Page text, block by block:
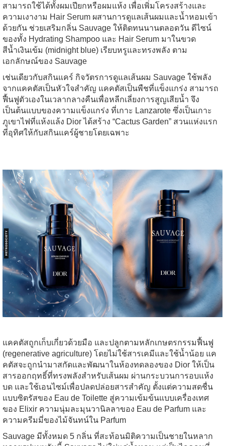
สามารถใช้ได้ทั้งผมเปียกหรือผมแห้ง เพื่อเพิ่มโครงสร้างและ
ความเงางาม Hair Serum ผสานการดูแลเส้นผมและน้ำหอมเข้า
ด้วยกัน ช่วยเสริมกลิ่น Sauvage ให้ติดทนนานตลอดวัน ดีไซน์
ของทั้ง Hydrating Shampoo และ Hair Serum มาในขวด
สีน้ำเงินเข้ม (midnight blue) เรียบหรูและทรงพลัง ตาม
เอกลักษณ์ของ Sauvage
เช่นเดียวกับสกินแคร์ กิจวัตรการดูแลเส้นผม Sauvage ใช้พลัง
จากแคคตัสเป็นหัวใจสำคัญ แคคตัสเป็นพืชที่แข็งแกร่ง สามารถ
ฟื้นฟูตัวเองในเวลากลางคืนเพื่อหลีกเลี่ยงการสูญเสียน้ำ จึง
เป็นต้นแบบของความแข็งแกร่ง ที่เกาะ Lanzarote ซึ่งเป็นเกาะ
ภูเขาไฟที่แห้งแล้ง Dior ได้สร้าง “Cactus Garden” สวนแห่งแรก
ที่อุทิศให้กับสกินแคร์ผู้ชายโดยเฉพาะ
แคคตัสถูกเก็บเกี่ยวด้วยมือ และปลูกตามหลักเกษตรกรรมฟื้นฟู
(regenerative agriculture) โดยไม่ใช้สารเคมีและใช้น้ำน้อย แค
คตัสจะถูกนำมาสกัดและพัฒนาในห้องทดลองของ Dior ให้เป็น
สารออกฤทธิ์ที่ทรงพลังสำหรับเส้นผม ผ่านกระบวนการอบแห้ง
บด และใช้เอนไซม์เพื่อปลดปล่อยสารสำคัญ ตั้งแต่ความสดชื่น
แบบซิตรัสของ Eau de Toilette สู่ความเข้มข้นแบบเครื่องเทศ
ของ Elixir ความนุ่มละมุนวานิลลาของ Eau de Parfum และ
ความครีมมี่ของไม้จันทน์ใน Parfum
Sauvage มีทั้งหมด 5 กลิ่น ที่สะท้อนมิติความเป็นชายในหลาก